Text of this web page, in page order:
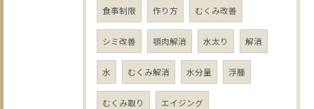
食事制限 作り方 むくみ改善
シミ改善 顎肉解消 水太り 解消
水 むくみ解消 水分量 浮腫
むくみ取り エイジング